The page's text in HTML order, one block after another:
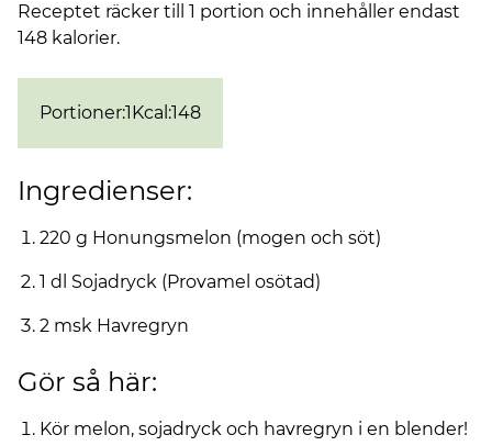
Receptet räcker till 1 portion och innehåller endast
148 kalorier.
Portioner:1Kcal :148
Ingredienser:
220 g Honungsmelon (mogen och söt)
1 dl Sojadryck (Provamel osötad)
2 msk Havregryn
Gör så här:
Kör melon, sojadryck och havregryn i en blender!